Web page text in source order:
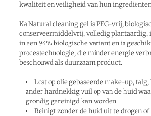
kwaliteit en veiligheid van hun
Ka Natural cleaning gel is PEG-vrij,
conserveermiddelvrij, volledig plantaardig,
in een 94% biologische variant en is
procestechnologie, die minder energie
beschouwd als duurzaam product.
Lost op olie gebaseerde make-up,
ander hardnekkig vuil op van de huid
grondig gereinigd kan worden
Reinigt zonder de huid uit te drogen of